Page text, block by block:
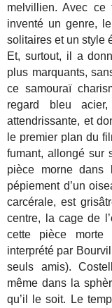
melvillien. Avec ce
inventé un genre,
solitaires et un style
Et, surtout, il a
plus marquants,
ce samouraï
regard bleu
attendrissante, et
le premier plan du
fumant, allongé sur
pièce morne
pépiement d’un
carcérale, est
centre, la cage de
cette pièce morte
interprété par
seuls amis).
même dans la
qu’il le soit. Le